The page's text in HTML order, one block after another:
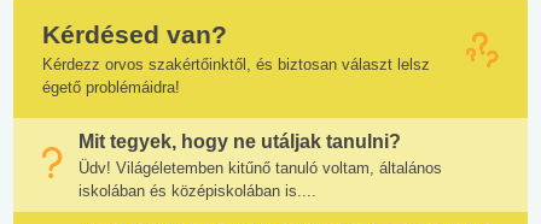
Kérdésed van?
Kérdezz orvos szakértőinktől, és biztosan választ lelsz
égető problémáidra!
Mit tegyek, hogy ne utáljak tanulni?
Üdv! Világéletemben kitűnő tanuló voltam, általános
iskolában és középiskolában is....